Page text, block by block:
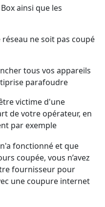
ainsi que les
ne soit pas coupé
tous vos appareils
parafoudre
victime d'une
de votre opérateur, en
par exemple
fonctionné et que
coupée, vous n’avez
fournisseur pour
une coupure internet